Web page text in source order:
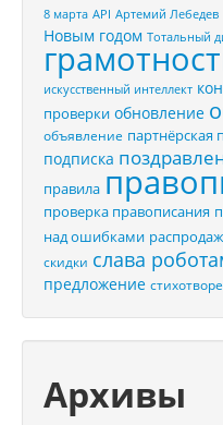
8 марта API Артемий Лебедев
Новым годом Тотальный
искусственный интеллект
проверки обновление
объявление партнёрская
подписка
правила
проверка правописания
над ошибками
скидки слава
предложение
Архивы